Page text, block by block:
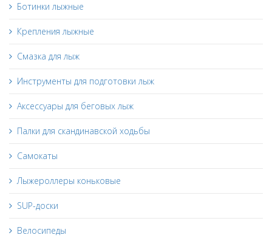
Ботинки лыжные
Крепления лыжные
Смазка для лыж
Инструменты для подготовки лыж
Аксессуары для беговых лыж
Палки для скандинавской ходьбы
Самокаты
Лыжероллеры коньковые
SUP-доски
Велосипеды